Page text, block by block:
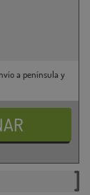
a península y